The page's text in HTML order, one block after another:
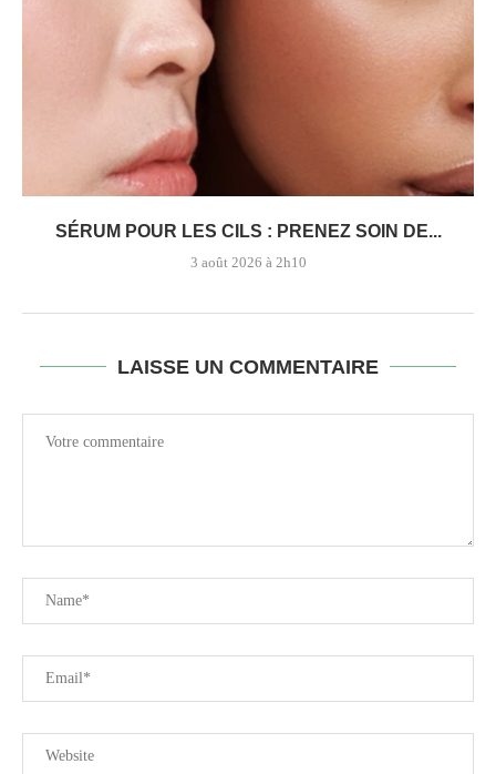
SÉRUM POUR LES CILS : PRENEZ SOIN DE...
3 août 2026 à 2h10
LAISSE UN COMMENTAIRE